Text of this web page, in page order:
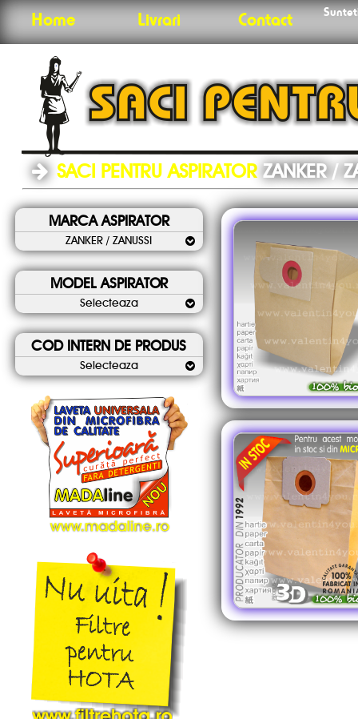
Home Livrari Contact
SACI PENTRU ASPIRATOR ZANKER /
MARCA ASPIRATOR
ZANKER / ZANUSSI
MODEL ASPIRATOR
Selecteaza
COD INTERN DE PRODUS
Selecteaza